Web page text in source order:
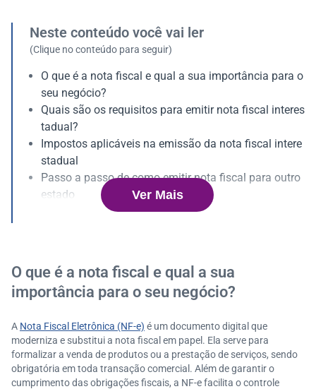
Neste conteúdo você vai ler
(Clique no conteúdo para seguir)
O que é a nota fiscal e qual a sua importância para o
seu negócio?
Quais são os requisitos para emitir nota fiscal interes
tadual?
Impostos aplicáveis na emissão da nota fiscal intere
stadual
Passo a passo de como emitir nota fiscal para outro
estado
O que fazer em caso de erro na emissão da nota fisc
uais
DIFAL: Diferencial de Alíquota do ICMS
Ver Mais
O que é a nota fiscal e qual a sua
importância para o seu negócio?
A Nota Fiscal Eletrônica (NF-e) é um documento digital que
moderniza e substitui a nota fiscal em papel. Ela serve para
formalizar a venda de produtos ou a prestação de serviços, sendo
obrigatória em toda transação comercial. Além de garantir o
cumprimento das obrigações fiscais, a NF-e facilita o controle